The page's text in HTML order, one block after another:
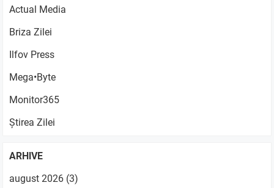
Actual Media
Briza Zilei
Ilfov Press
Mega•Byte
Monitor365
Știrea Zilei
ARHIVE
august 2026 (3)